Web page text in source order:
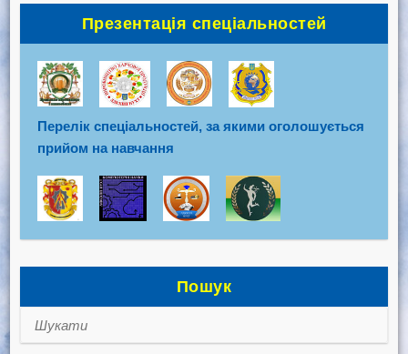
Презентація спеціальностей
Перелік спеціальностей, за якими оголошується
прийом на навчання
Пошук
Шукати